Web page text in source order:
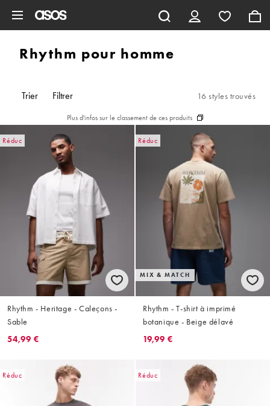
Rhythm pour homme
Trier Filtrer 16 styles trouvés
Plus d'infos sur le classement de ces produits
Réduc
Rhythm - Heritage - Caleçons -
Sable
54,99 €
Réduc
MIX & MATCH
Rhythm - T-shirt à imprimé
botanique - Beige délavé
19,99 €
Réduc Réduc